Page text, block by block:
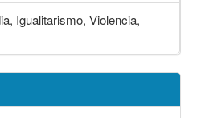
Igualitarismo, Violencia,